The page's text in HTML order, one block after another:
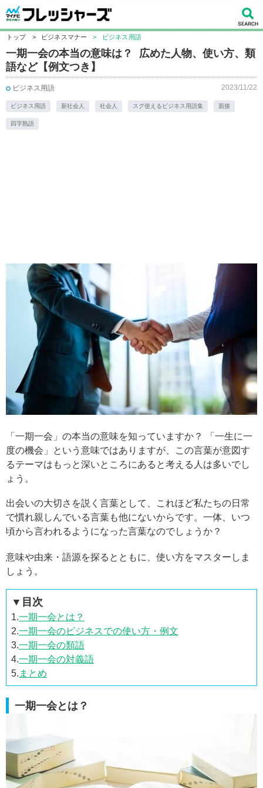
トップ > ビジネスマナー > ビジネス用語
一期一会の本当の意味は？ 広めた人物、使い方、類
語など【例文つき】
ビジネス用語 2023/11/22
ビジネス用語 新社会人 社会人 スグ使えるビジネス用語集 面接
四字熟語
「一期一会」の本当の意味を知っていますか？ 「一生に一
度の機会」という意味ではありますが、この言葉が意図す
るテーマはもっと深いところにあると考える人は多いでし
ょう。
出会いの大切さを説く言葉として、これほど私たちの日常
で慣れ親しんでいる言葉も他にないからです。一体、いつ
頃から言われるようになった言葉なのでしょうか？
意味や由来・語源を探るとともに、使い方をマスターしま
しょう。
▼目次
1.一期一会とは？
2.一期一会のビジネスでの使い方・例文
3.一期一会の類語
4.一期一会の対義語
5. まとめ
一期一会とは？